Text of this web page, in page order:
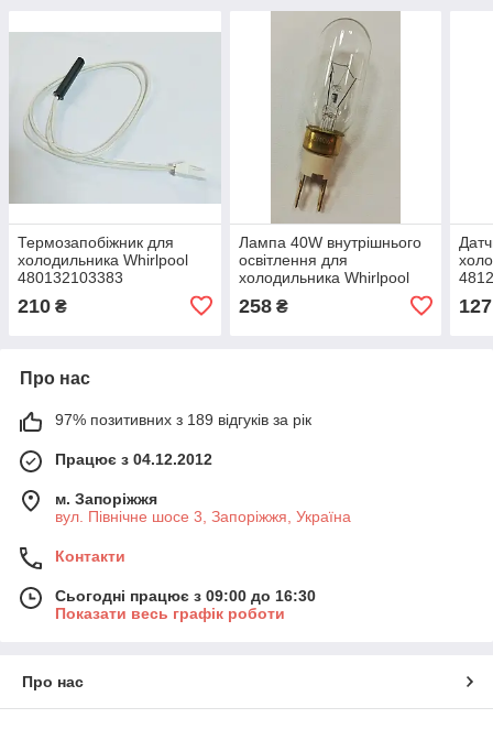
Термозапобіжник для
холодильника Whirlpool
480132103383
210 ₴
Лампа 40W внутрішнього
освітлення для
холодильника Whirlpool
258₴ 127
Про нас
97% позитивних з 189 відгуків за рік
Працює з 04.12.2012
м. Запоріжжя
вул. Північне шосе 3, Запоріжжя, Україна
Контакти
Сьогодні працює з 09:00 до 16:30
Показати весь графік роботи
Про нас